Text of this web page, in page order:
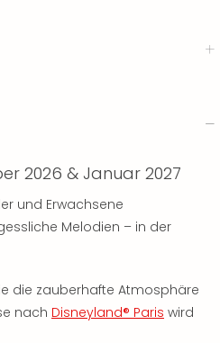
2026 & Januar 2027
und Erwachsene
Melodien – in der
die zauberhafte Atmosphäre
nach Disneyland® Paris wird